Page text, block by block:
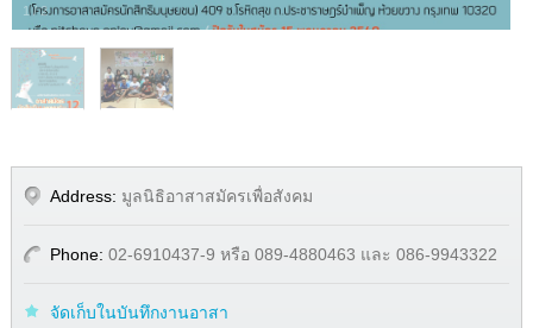
1/2
Address: มูลนิธิอาสาสมัครเพื่อสังคม
Phone: 02-6910437-9 หรือ 089-4880463 และ 086-9943322
จัดเก็บในบันทึกงานอาสา